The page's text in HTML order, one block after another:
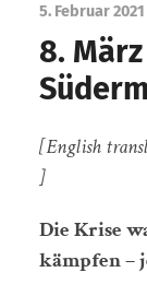
5. Februar 2021
8.
[English
[
Die Krise
kämpfen –